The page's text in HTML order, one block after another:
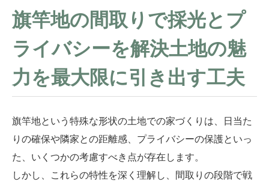
新築・移住・別荘・リノベを
お考えの方へ
施工事例
イベント
よくある質問
ライブラリー
旗竿地の間取りで採光とプ
ライバシーを解決土地の魅
力を最大限に引き出す工夫
旗竿地という特殊な形状の土地での家づくりは、日当た
りの確保や隣家との距離感、プライバシーの保護といっ
た、いくつかの考慮すべき点が存在します。
しかし、これらの特性を深く理解し、間取りの段階で戦